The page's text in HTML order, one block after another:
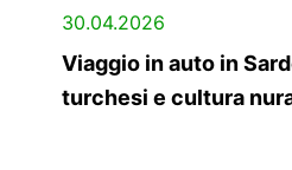
30.04.2026
Viaggio in auto in
turchesi e cultura